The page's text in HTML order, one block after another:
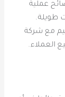
عملية
طويلة.
مع شركة
العملاء.